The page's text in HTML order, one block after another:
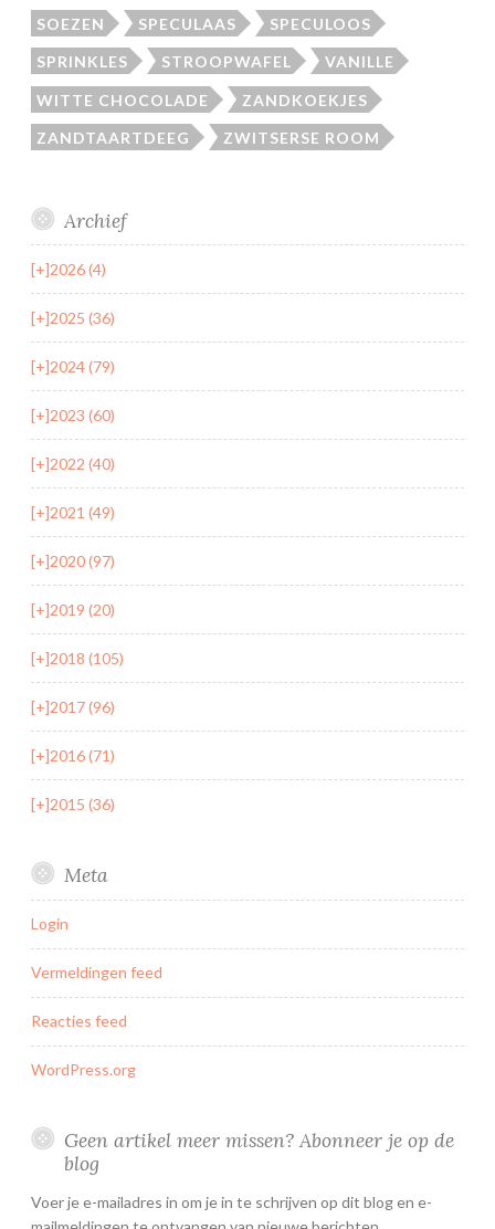
SOEZEN SPECULAAS SPECULOOS
SPRINKLES STROOPWAFEL VANILLE
WITTE CHOCOLADE ZANDKOEKJES
ZANDTAARTDEEG ZWITSERSE ROOM
Archief
[+]2026 (4)
[+]2025 (36)
[+]2024 (79)
[+]2023 (60)
[+]2022 (40)
[+]2021 (49)
[+]2020 (97)
[+]2019 (20)
[+]2018 (105)
[+]2017 (96)
[+]2016 (71)
[+]2015 (36)
Meta
Login
Vermeldingen feed
Reacties feed
WordPress.org
Geen artikel meer missen? Abonneer je op de
blog
Voer je e-mailadres in om je in te schrijven op dit blog en e-